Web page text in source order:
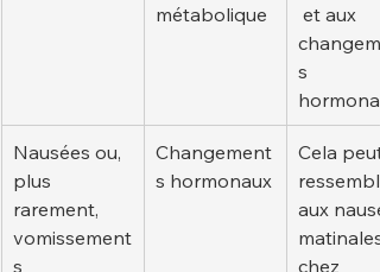
métabolique
et aux
s
Nausées ou,
plus
rarement,
vomissement
s
Changement
s hormonaux
Cela peut
aux
matinales
chez